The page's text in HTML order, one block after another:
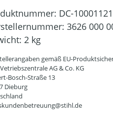
DC-
3626 000
2 kg
gemäß EU-
AG & Co. KG
Bosch-Straße 13
Dieburg